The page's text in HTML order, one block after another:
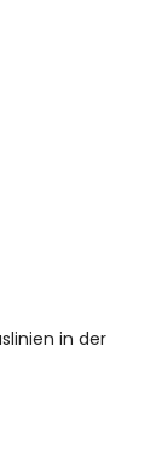
in der